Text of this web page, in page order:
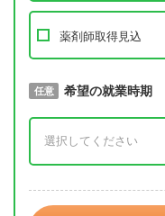
薬剤師取得見込
必須 取得予定年
任意 希望の就業時期